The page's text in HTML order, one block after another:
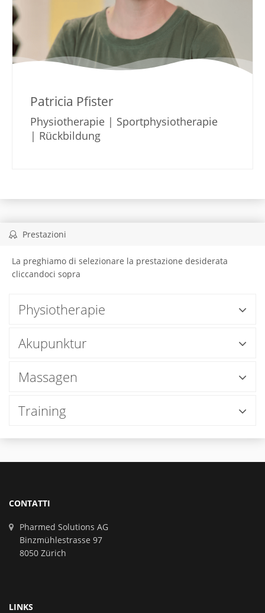
Patricia Pfister
Physiotherapie | Sportphysiotherapie
| Rückbildung
Prestazioni
La preghiamo di selezionare la prestazione desiderata
cliccandoci sopra
Physiotherapie
Akupunktur
Massagen
Training
CONTATTI
Pharmed Solutions AG
Binzmühlestrasse 97
8050 Zürich
LINKS